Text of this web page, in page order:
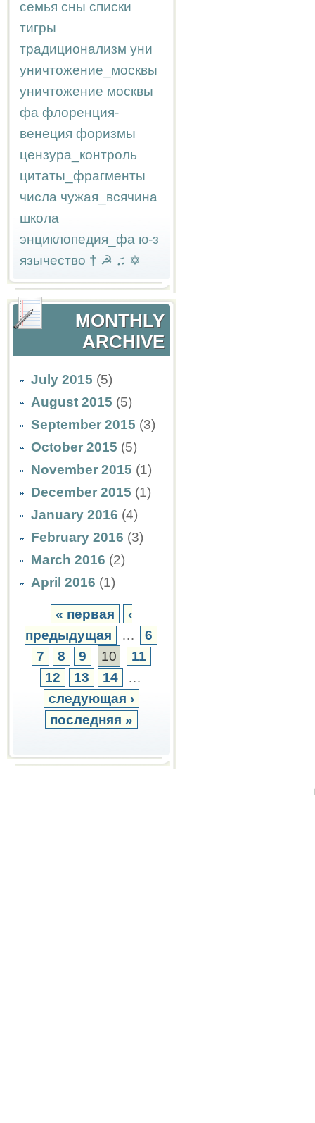
семья сны списки
тигры
традиционализм уни
уничтожение_москвы
уничтожение москвы
фа флоренция-
венеция форизмы
цензура_контроль
цитаты_фрагменты
числа чужая_всячина
школа
энциклопедия_фа ю-з
язычество † ☭ ♫ ✡
MONTHLY
ARCHIVE
July 2015 (5)
August 2015 (5)
September 2015 (3)
October 2015 (5)
November 2015 (1)
December 2015 (1)
January 2016 (4)
February 2016 (3)
March 2016 (2)
April 2016 (1)
« первая
‹
предыдущая
…
6
7
8 9 10
11
12
13 14
…
следующая ›
последняя »